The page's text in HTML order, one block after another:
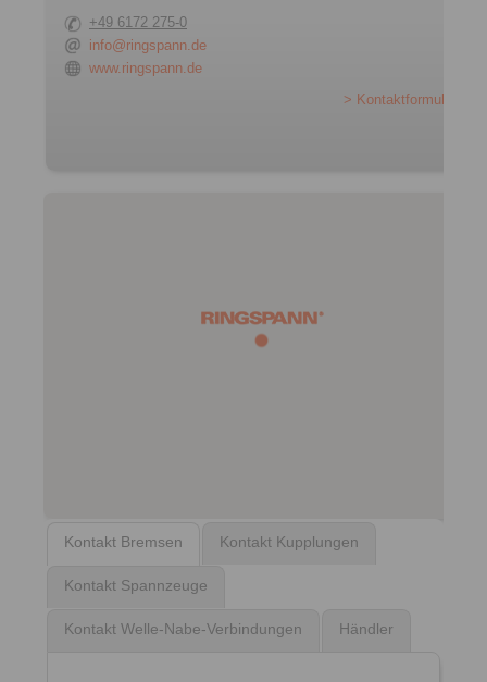
+49 6172 275-0
info@ringspann.de
www.ringspann.de
> Kontaktformular
Kontakt Bremsen Kontakt Kupplungen
Kontakt Spannzeuge
Kontakt Welle-Nabe-Verbindungen Händler